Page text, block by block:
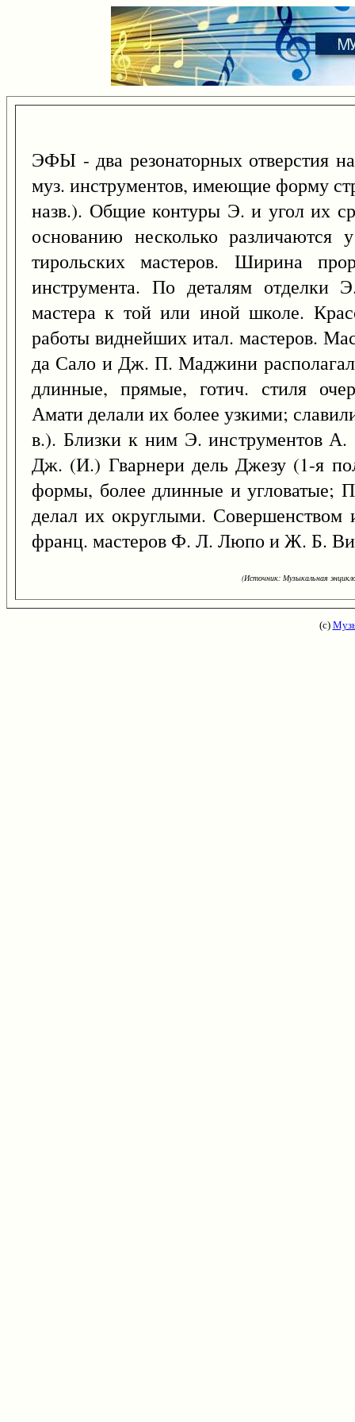
ЭФЫ - два резонаторных отверстия
муз. инструментов, имеющие форму
назв.). Общие контуры Э. и угол их
основанию несколько
тирольских мастеров. Ширина
инструмента. По деталям отделки
мастера к той или иной школе.
работы виднейших итал. мастеров.
да Сало и Дж. П. Маджини
длинные, прямые, готич. стиля
Амати делали их более узкими;
в.). Близки к ним Э. инструментов А.
Дж. (И.) Гварнери дель Джезу (1-я
формы, более длинные и угловатые;
делал их округлыми. Совершенством
франц. мастеров Ф. Л. Люпо и Ж. Б.
(Источник: Музыкальная
(с)